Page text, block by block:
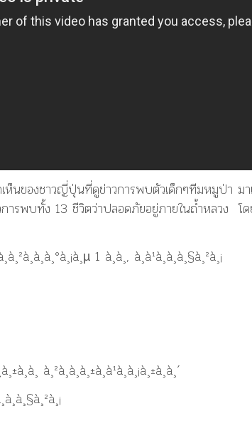
ห็นของชาวญี่ปุ่นที่ดูข่าวการพบตัวเด็กๆทีมหมูป่า ม
ารพบทั้ง 13 ชีวิตว่าปลอดภัยอยู่ภายในถ้ำหลวง โ